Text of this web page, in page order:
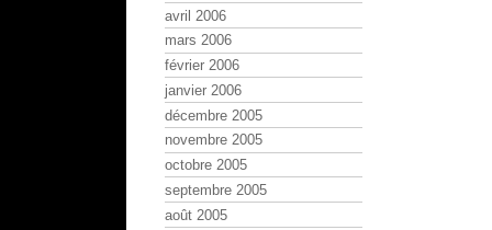
avril 2006
mars 2006
février 2006
janvier 2006
décembre 2005
novembre 2005
octobre 2005
septembre 2005
août 2005